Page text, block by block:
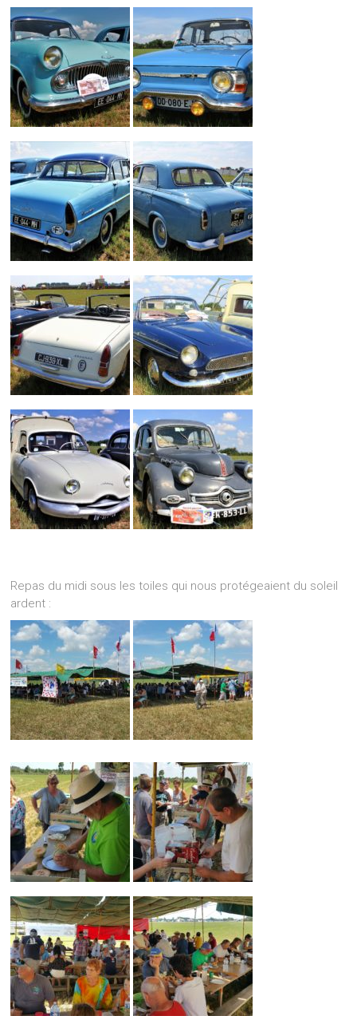
Repas du midi sous les toiles qui nous protégeaient du soleil
ardent :